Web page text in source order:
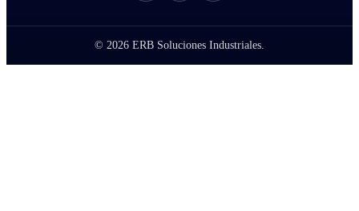
© 2026 ERB Soluciones Industriales.